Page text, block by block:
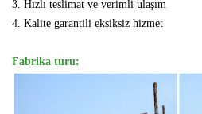
3. Hızlı teslimat ve verimli ulaşım
4. Kalite garantili eksiksiz hizmet
Fabrika turu: